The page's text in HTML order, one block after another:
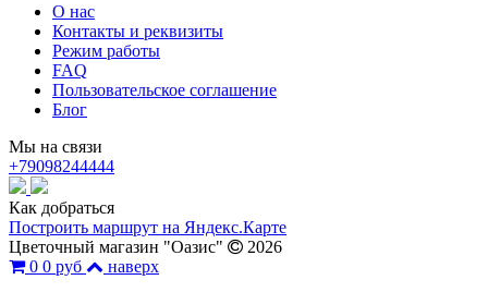
О нас
Контакты и реквизиты
Режим работы
FAQ
Пользовательское соглашение
Блог
Мы на связи
+79098244444
Как добраться
Построить маршрут на Яндекс.Карте
Цветочный магазин "Оазис"
2026
0 0 руб
наверх